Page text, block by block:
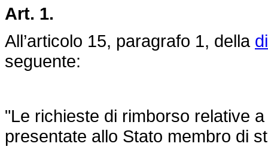
Art. 1.
All’articolo 15, paragrafo 1, della
seguente:
"Le richieste di rimborso relative
presentate allo Stato membro di